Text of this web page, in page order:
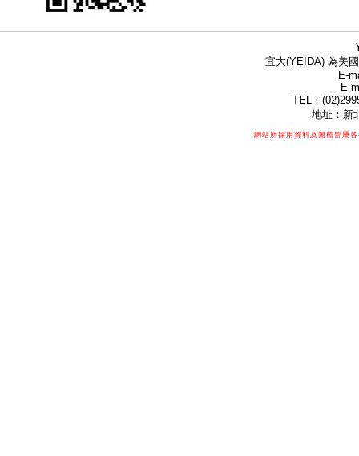
宜大(YEIDA) 為美
E-
E-
TEL：
地址：新
網站所採用資料及圖檔皆屬